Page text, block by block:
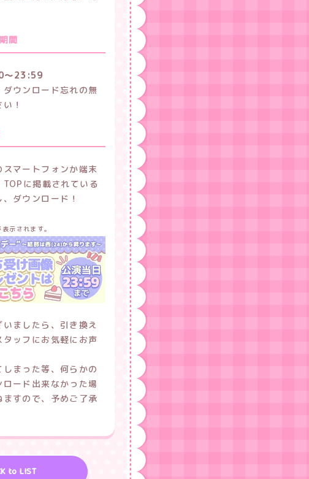
間
～23:59
ウンロード忘れの無
！
マートフォンか端末
に掲載されている
ダウンロード！
示されます。
ましたら、引き換え
ッフにお気軽にお声
まった等、何らかの
ード出来なかった場
すので、予めご了承
to LIST